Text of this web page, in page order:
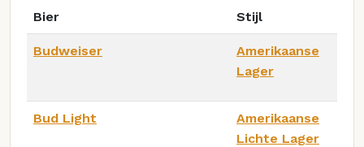
Bier Stijl
Budweiser
Amerikaanse
Lager
Bud Light
Amerikaanse
Lichte Lager